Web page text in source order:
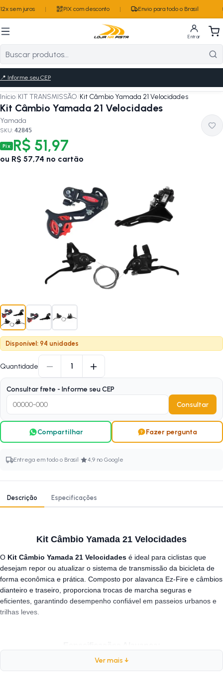
sem juros PIX com desconto Envio para todo o Brasil
Entrar
📍 Informe seu CEP
Início/KIT TRANSMISSÃO/Kit Câmbio Yamada 21 Velocidades
Kit Câmbio Yamada 21 Velocidades
Yamada
SKU: 42845
Pix R$ 51,97
ou R$ 57,74 no cartão
Disponível: 94 unidades
Quantidade − 1 +
Consultar frete - Informe seu CEP
Consultar
Compartilhar Fazer pergunta
Entrega em todo o Brasil · 4,9 no Google
Descrição Especificações
Kit Câmbio Yamada 21 Velocidades
O Kit Câmbio Yamada 21 Velocidades é ideal para ciclistas que
desejam repor ou atualizar o sistema de transmissão da bicicleta de
forma econômica e prática. Composto por alavanca Ez-Fire e câmbios
dianteiro e traseiro, proporciona trocas de marcha seguras e
eficientes, garantindo desempenho confiável em passeios urbanos e
trilhas leves.
Tipo:Ez-Fire
Ver mais ↓